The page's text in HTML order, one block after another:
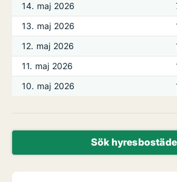
14. maj 2026
13. maj 2026
12. maj 2026
11. maj 2026
10. maj 2026
Sök